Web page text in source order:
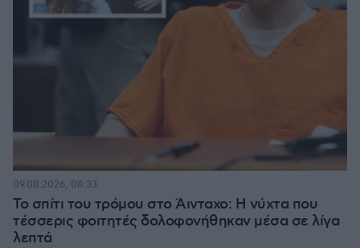
Το σπίτι του τρόμου στο Άινταχο: Η νύχτα που
τέσσερις φοιτητές δολοφονήθηκαν μέσα σε λίγα
λεπτά
09.08.2026, 08:33